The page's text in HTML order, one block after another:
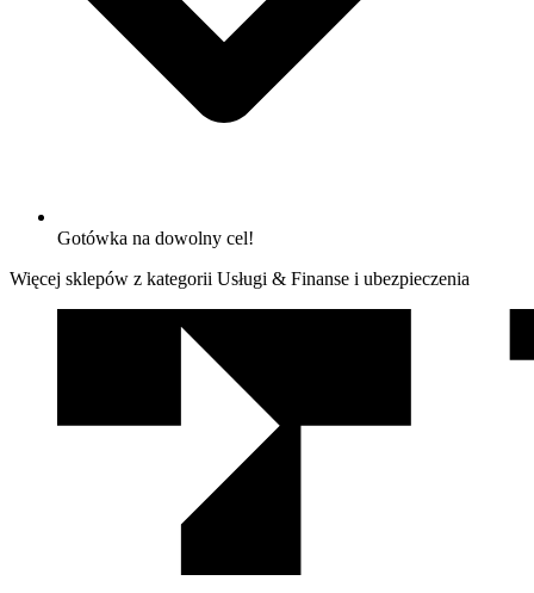
Gotówka na dowolny cel!
Więcej sklepów z kategorii Usługi & Finanse i ubezpieczenia